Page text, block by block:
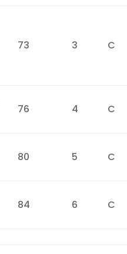
73 3 C
76 4 C
80 5 C
84 6 C